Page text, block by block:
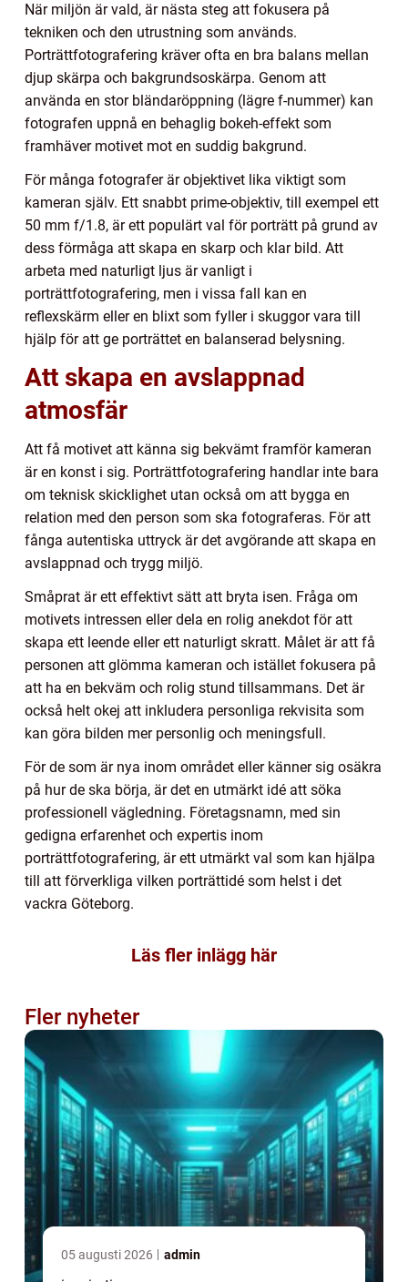
När miljön är vald, är nästa steg att fokusera på
tekniken och den utrustning som används.
Porträttfotografering kräver ofta en bra balans mellan
djup skärpa och bakgrundsoskärpa. Genom att
använda en stor bländaröppning (lägre f-nummer) kan
fotografen uppnå en behaglig bokeh-effekt som
framhäver motivet mot en suddig bakgrund.
För många fotografer är objektivet lika viktigt som
kameran själv. Ett snabbt prime-objektiv, till exempel ett
50 mm f/1.8, är ett populärt val för porträtt på grund av
dess förmåga att skapa en skarp och klar bild. Att
arbeta med naturligt ljus är vanligt i
porträttfotografering, men i vissa fall kan en
reflexskärm eller en blixt som fyller i skuggor vara till
hjälp för att ge porträttet en balanserad belysning.
Att skapa en avslappnad
atmosfär
Att få motivet att känna sig bekvämt framför kameran
är en konst i sig. Porträttfotografering handlar inte bara
om teknisk skicklighet utan också om att bygga en
relation med den person som ska fotograferas. För att
fånga autentiska uttryck är det avgörande att skapa en
avslappnad och trygg miljö.
Småprat är ett effektivt sätt att bryta isen. Fråga om
motivets intressen eller dela en rolig anekdot för att
skapa ett leende eller ett naturligt skratt. Målet är att få
personen att glömma kameran och istället fokusera på
att ha en bekväm och rolig stund tillsammans. Det är
också helt okej att inkludera personliga rekvisita som
kan göra bilden mer personlig och meningsfull.
För de som är nya inom området eller känner sig osäkra
på hur de ska börja, är det en utmärkt idé att söka
professionell vägledning. Företagsnamn, med sin
gedigna erfarenhet och expertis inom
porträttfotografering, är ett utmärkt val som kan hjälpa
till att förverkliga vilken porträttidé som helst i det
vackra Göteborg.
Läs fler inlägg här
Fler nyheter
05 augusti 2026 admin